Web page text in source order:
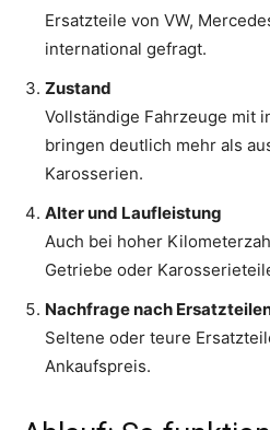
Ersatzteile von VW,
international gefragt.
Zustand
Vollständige Fahrzeuge mit
bringen deutlich mehr als
Karosserien.
Alter und Laufleistung
Auch bei hoher
Getriebe oder
Nachfrage nach
Seltene oder teure
Ankaufspreis.